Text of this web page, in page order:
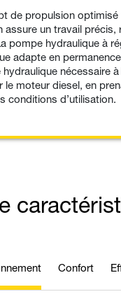
de propulsion optimisé
assure un travail précis,
pompe hydraulique à
adapte en
hydraulique nécessaire
le moteur diesel, en
conditions d’utilisation.
Confort